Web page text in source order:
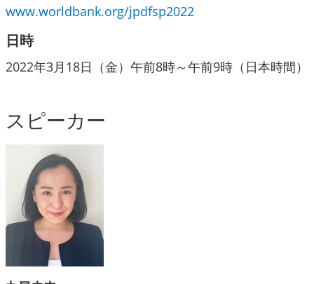
www.worldbank.org/jpdfsp2022
日時
2022年3月18日（金）午前8時～午前9時（日本時間）
スピーカー